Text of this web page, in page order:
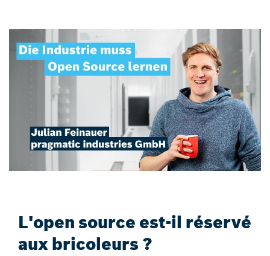
L'open source est-il réservé
aux bricoleurs ?